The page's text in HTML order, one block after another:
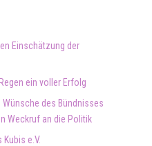
Einschätzung der
ein voller Erfolg
Wünsche des Bündnisses
Weckruf an die Politik
e.V.